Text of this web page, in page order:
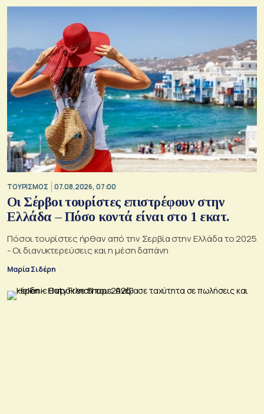
ΤΟΥΡΙΣΜΟΣ 07.08.2026, 07:00
Οι Σέρβοι τουρίστες επιστρέφουν στην
Ελλάδα – Πόσο κοντά είναι στο 1 εκατ.
Πόσοι τουρίστες ήρθαν από την Σερβία στην Ελλάδα το 2025
- Οι διανυκτερεύσεις και η μέση δαπάνη
Μαρία Σιδέρη